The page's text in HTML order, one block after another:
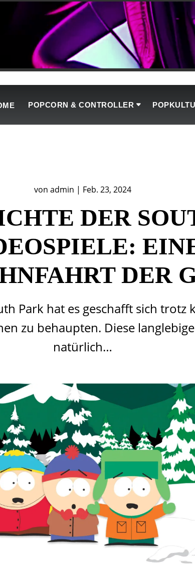
POPCORN & CONTROLLER
von admin | Feb. 23, 2024
DER
DER
Park hat es geschafft sich
zu behaupten. Diese
natürlich…